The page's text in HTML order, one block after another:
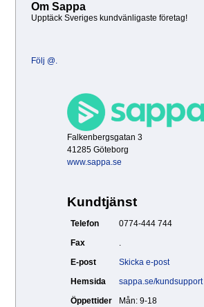
Om Sappa
Upptäck Sveriges kundvänligaste företag!
Följ @.
Falkenbergsgatan 3
41285 Göteborg
www.sappa.se
Kundtjänst
Telefon
0774-444 744
Fax
.
E-post
Skicka e-post
Hemsida
sappa.se/kundsupport
Öppettider
Mån: 9-18